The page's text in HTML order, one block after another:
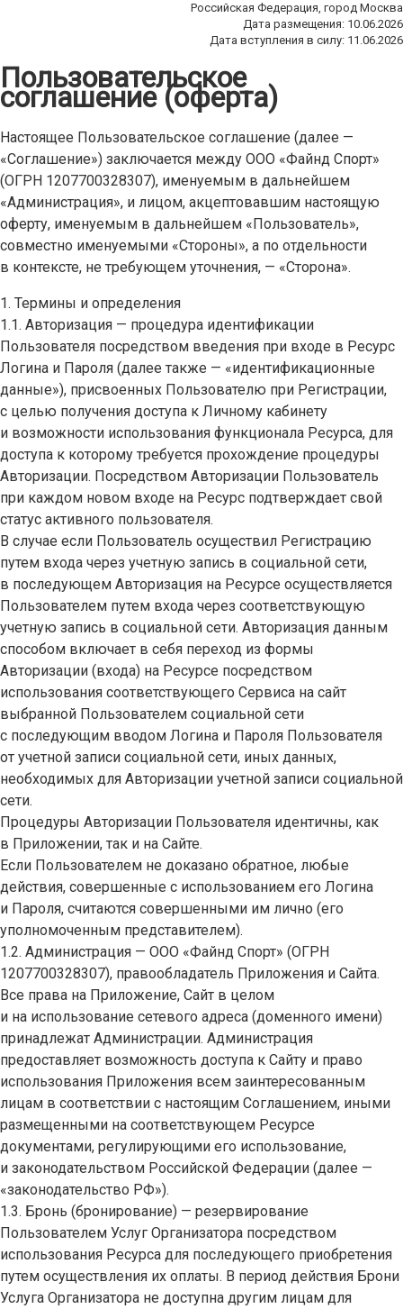
Российская Федерация, город Москва
Дата размещения: 10.06.2026
Дата вступления в силу: 11.06.2026
Пользовательское
соглашение (оферта)
Настоящее Пользовательское соглашение (далее —
«Соглашение») заключается между ООО «Файнд Спорт»
(ОГРН 1207700328307), именуемым в дальнейшем
«Администрация», и лицом, акцептовавшим настоящую
оферту, именуемым в дальнейшем «Пользователь»,
совместно именуемыми «Стороны», а по отдельности
в контексте, не требующем уточнения, — «Сторона».
1. Термины и определения
1.1. Авторизация — процедура идентификации
Пользователя посредством введения при входе в Ресурс
Логина и Пароля (далее также — «идентификационные
данные»), присвоенных Пользователю при Регистрации,
с целью получения доступа к Личному кабинету
и возможности использования функционала Ресурса, для
доступа к которому требуется прохождение процедуры
Авторизации. Посредством Авторизации Пользователь
при каждом новом входе на Ресурс подтверждает свой
статус активного пользователя.
В случае если Пользователь осуществил Регистрацию
путем входа через учетную запись в социальной сети,
в последующем Авторизация на Ресурсе осуществляется
Пользователем путем входа через соответствующую
учетную запись в социальной сети. Авторизация данным
способом включает в себя переход из формы
Авторизации (входа) на Ресурсе посредством
использования соответствующего Сервиса на сайт
выбранной Пользователем социальной сети
с последующим вводом Логина и Пароля Пользователя
от учетной записи социальной сети, иных данных,
необходимых для Авторизации учетной записи социальной
сети.
Процедуры Авторизации Пользователя идентичны, как
в Приложении, так и на Сайте.
Если Пользователем не доказано обратное, любые
действия, совершенные с использованием его Логина
и Пароля, считаются совершенными им лично (его
уполномоченным представителем).
1.2. Администрация — ООО «Файнд Спорт» (ОГРН
1207700328307), правообладатель Приложения и Сайта.
Все права на Приложение, Сайт в целом
и на использование сетевого адреса (доменного имени)
принадлежат Администрации. Администрация
предоставляет возможность доступа к Сайту и право
использования Приложения всем заинтересованным
лицам в соответствии с настоящим Соглашением, иными
размещенными на соответствующем Ресурсе
документами, регулирующими его использование,
и законодательством Российской Федерации (далее —
«законодательство РФ»).
1.3. Бронь (бронирование) — резервирование
Пользователем Услуг Организатора посредством
использования Ресурса для последующего приобретения
путем осуществления их оплаты. В период действия Брони
Услуга Организатора не доступна другим лицам для